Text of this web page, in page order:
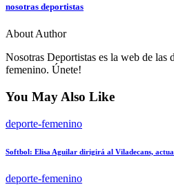
nosotras deportistas
About Author
Nosotras Deportistas es la web de las
femenino. Únete!
You May Also Like
deporte-femenino
Softbol: Elisa Aguilar dirigirá al Viladecans,
deporte-femenino